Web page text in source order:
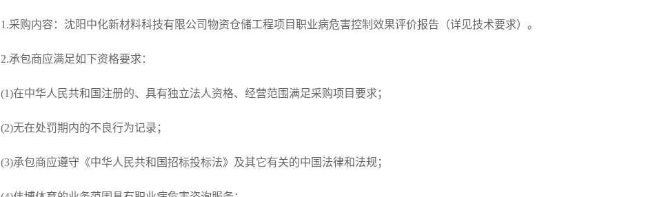
1.采购内容：沈阳中化新材料科技有限公司物资仓储工程项目职业病危害控制效果评价报告（详见技术要求）。
2.承包商应满足如下资格要求：
(1)在中华人民共和国注册的、具有独立法人资格、经营范围满足采购项目要求；
(2)无在处罚期内的不良行为记录；
(3)承包商应遵守《中华人民共和国招标投标法》及其它有关的中国法律和法规；